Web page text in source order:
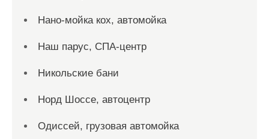
Нано-мойка кох, автомойка
Наш парус, СПА-центр
Никольские бани
Норд Шоссе, автоцентр
Одиссей, грузовая автомойка